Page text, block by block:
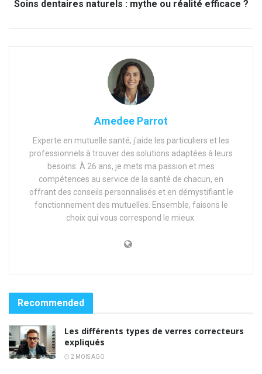
Soins dentaires naturels : mythe ou réalité efficace ?
Amedee Parrot
Experte en mutuelle santé, j'aide les particuliers et les
professionnels à trouver des solutions adaptées à leurs
besoins. À 26 ans, je mets ma passion et mes
compétences au service de la santé de chacun, en
offrant des conseils personnalisés et en démystifiant le
fonctionnement des mutuelles. Ensemble, faisons le
choix qui vous correspond le mieux.
Recommended
Les différents types de verres correcteurs
expliqués
2 MOIS AGO